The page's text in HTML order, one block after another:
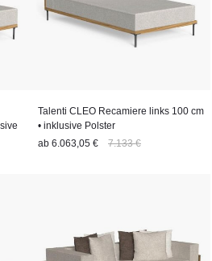
Talenti CLEO Recamiere links 100 cm
• inklusive Polster
ab 6.063,05 € 7.133 €